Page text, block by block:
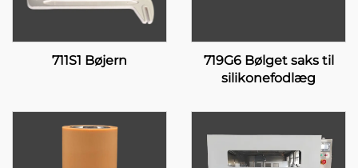
711S1 Bøjern
719G6 Bølget saks til
silikonefodlæg